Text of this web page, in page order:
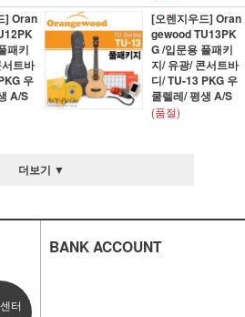
] Oran
패키
트바
우
A/S
[오렌지우드] Oran
gewood TU13PK
G /입문용 풀패키
지/ 유광/ 콘서트바
디/ TU-13 PKG 우
쿨렐레/ 평생 A/S
(품절)
더보기 ▼
터
BANK ACCOUNT